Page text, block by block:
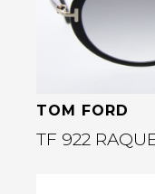
TOM FORD
TF 922